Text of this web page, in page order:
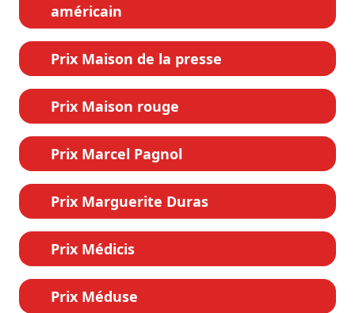
américain
Prix Maison de la presse
Prix Maison rouge
Prix Marcel Pagnol
Prix Marguerite Duras
Prix Médicis
Prix Méduse